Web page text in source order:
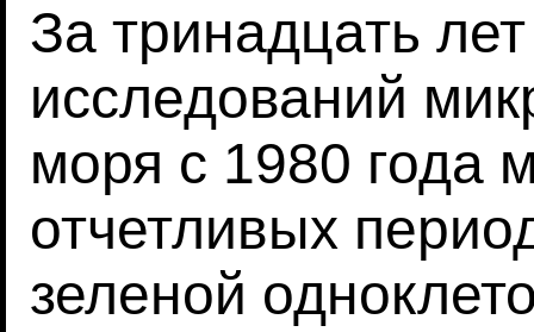
За тринадцать
исследований
моря с 1980 года
отчетливых
зеленой